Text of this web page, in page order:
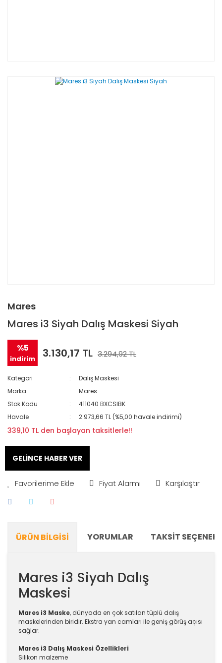
Mares
Mares i3 Siyah Dalış Maskesi Siyah
%5
indirim 3.130,17 TL 3.294,92 TL
Kategori
Dalış Maskesi
Marka
Mares
Stok Kodu
411040 BXCSIBK
Havale
2.973,66 TL (%5,00 havale indirimi)
339,10 TL den başlayan taksitlerle!!
GELİNCE HABER VER
Fiyat Alarmı Karşılaştır
ÜRÜN BILGISI YORUMLAR TAKSIT
Mares i3 Siyah Dalış
Maskesi
Mares i3 Maske, dünyada en çok satılan tüplü dalış
maskelerinden biridir. Ekstra yan camları ile geniş görüş açısı
sağlar.
Mares i3 Dalış Maskesi Özellikleri
Silikon malzeme